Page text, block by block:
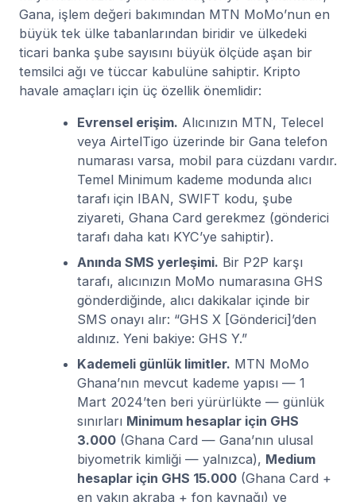
Gana, işlem değeri bakımından MTN MoMo’nun en
büyük tek ülke tabanlarından biridir ve ülkedeki
ticari banka şube sayısını büyük ölçüde aşan bir
temsilci ağı ve tüccar kabulüne sahiptir. Kripto
havale amaçları için üç özellik önemlidir:
Evrensel erişim. Alıcınızın MTN, Telecel
veya AirtelTigo üzerinde bir Gana telefon
numarası varsa, mobil para cüzdanı vardır.
Temel Minimum kademe modunda alıcı
tarafı için IBAN, SWIFT kodu, şube
ziyareti, Ghana Card gerekmez (gönderici
tarafı daha katı KYC’ye sahiptir).
Anında SMS yerleşimi. Bir P2P karşı
tarafı, alıcınızın MoMo numarasına GHS
gönderdiğinde, alıcı dakikalar içinde bir
SMS onayı alır: “GHS X [Gönderici]’den
aldınız. Yeni bakiye: GHS Y.”
Kademeli günlük limitler. MTN MoMo
Ghana’nın mevcut kademe yapısı — 1
Mart 2024’ten beri yürürlükte — günlük
sınırları Minimum hesaplar için GHS
3.000(Ghana Card — Gana’nın ulusal
biyometrik kimliği — yalnızca), Medium
hesaplar için GHS 15.000(Ghana Card +
en yakın akraba + fon kaynağı) ve